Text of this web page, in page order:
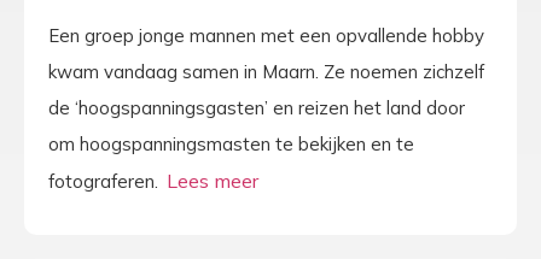
Een groep jonge mannen met een opvallende hobby
kwam vandaag samen in Maarn. Ze noemen zichzelf
de ‘hoogspanningsgasten’ en reizen het land door
om hoogspanningsmasten te bekijken en te
fotograferen.